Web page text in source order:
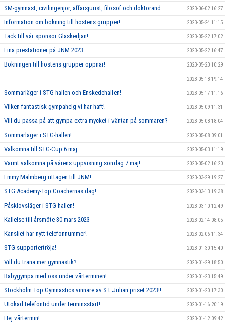
SM-gymnast, civilingenjör, affärsjurist, filosof och doktorand 2023-06-02 16:27
Information om bokning till höstens grupper! 2023-05-24 11:15
Tack till vår sponsor Glaskedjan! 2023-05-22 17:02
Fina prestationer på JNM 2023 2023-05-22 16:47
Bokningen till höstens grupper öppnar! 2023-05-20 10:29
2023-05-18 19:14
Sommarläger i STG-hallen och Enskedehallen! 2023-05-17 11:16
Vilken fantastisk gympahelg vi har haft! 2023-05-09 11:31
Vill du passa på att gympa extra mycket i väntan på sommaren? 2023-05-08 18:04
Sommarläger i STG-hallen! 2023-05-08 09:01
Välkomna till STG-Cup 6 maj 2023-05-03 11:19
Varmt välkomna på vårens uppvisning söndag 7 maj! 2023-05-02 16:20
Emmy Malmberg uttagen till JNM! 2023-03-29 19:27
STG Academy-Top Coachernas dag! 2023-03-13 19:38
Påsklovsläger i STG-hallen! 2023-03-10 12:49
Kallelse till årsmöte 30 mars 2023 2023-02-14 08:05
Kansliet har nytt telefonnummer! 2023-02-06 11:34
STG supportertröja! 2023-01-30 15:40
Vill du träna mer gymnastik? 2023-01-29 18:50
Babygympa med oss under vårterminen! 2023-01-23 15:49
Stockholm Top Gymnastics vinnare av S:t Julian priset 2023!! 2023-01-20 17:30
Utökad telefontid under terminsstart! 2023-01-16 20:19
Hej vårtermin! 2023-01-12 09:42